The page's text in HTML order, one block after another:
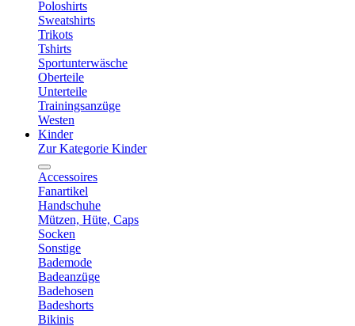
Poloshirts
Sweatshirts
Trikots
Tshirts
Sportunterwäsche
Oberteile
Unterteile
Trainingsanzüge
Westen
Kinder
Zur Kategorie Kinder
Accessoires
Fanartikel
Handschuhe
Mützen, Hüte, Caps
Socken
Sonstige
Bademode
Badeanzüge
Badehosen
Badeshorts
Bikinis